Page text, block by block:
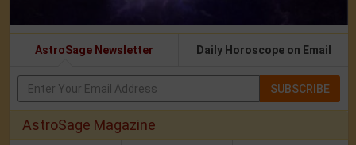
AstroSage Newsletter Daily Horoscope on Email
SUBSCRIBE
AstroSage Magazine